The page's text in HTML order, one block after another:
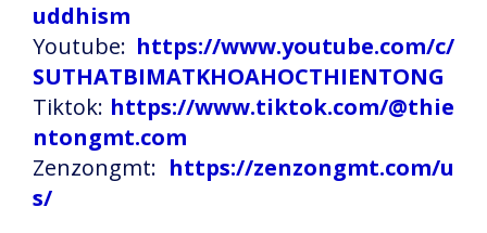
uddhism
Youtube: https://www.youtube.com/c/
SUTHATBIMATKHOAHOCTHIENTONG
Tiktok: https://www.tiktok.com/@thie
ntongmt.com
Zenzongmt: https://zenzongmt.com/u
s/